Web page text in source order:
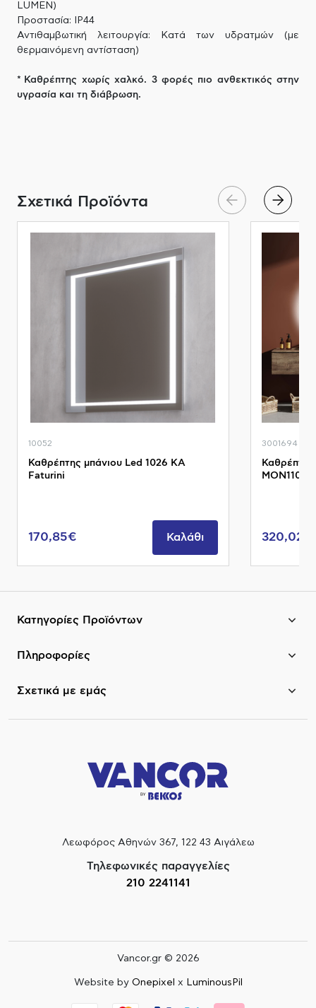
LUMEN)
Προστασία: IP44
Αντιθαμβωτική λειτουργία: Κατά των υδρατμών (με
θερμαινόμενη αντίσταση)
* Καθρέπτης χωρίς χαλκό. 3 φορές πιο ανθεκτικός στην
υγρασία και τη διάβρωση.
Σχετικά Προϊόντα
10052
Καθρέπτης μπάνιου Led 1026 KA
Faturini
170,85€ Καλάθι
3001694
MON110
320,02€
Κατηγορίες Προϊόντων
Πληροφορίες
Σχετικά με εμάς
Λεωφόρος Αθηνών 367, 122 43 Αιγάλεω
Τηλεφωνικές παραγγελίες
210 2241141
Vancor.gr © 2026
Website by Onepixel x LuminousPil